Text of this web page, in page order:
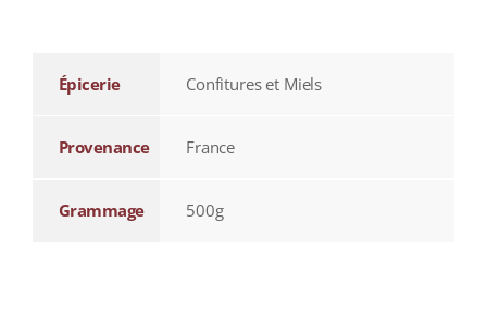
Épicerie Confitures et Miels
Provenance France
Grammage 500g